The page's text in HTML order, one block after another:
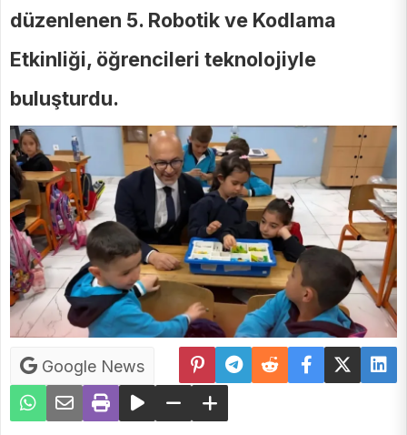
düzenlenen 5. Robotik ve Kodlama
Etkinliği, öğrencileri teknolojiyle
buluşturdu.
Google News